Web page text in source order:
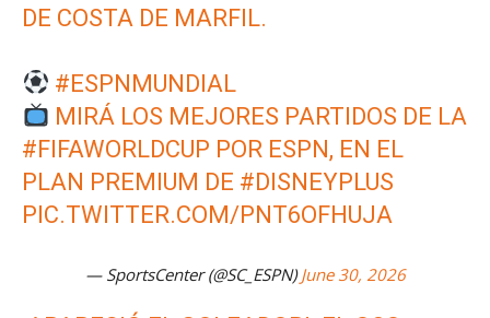
DE COSTA DE MARFIL.
#ESPNMUNDIAL
MIRÁ LOS MEJORES PARTIDOS DE LA
#FIFAWORLDCUP POR ESPN, EN EL
PLAN PREMIUM DE #DISNEYPLUS
PIC.TWITTER.COM/PNT6OFHUJA
— SportsCenter (@SC_ESPN)June 30, 2026